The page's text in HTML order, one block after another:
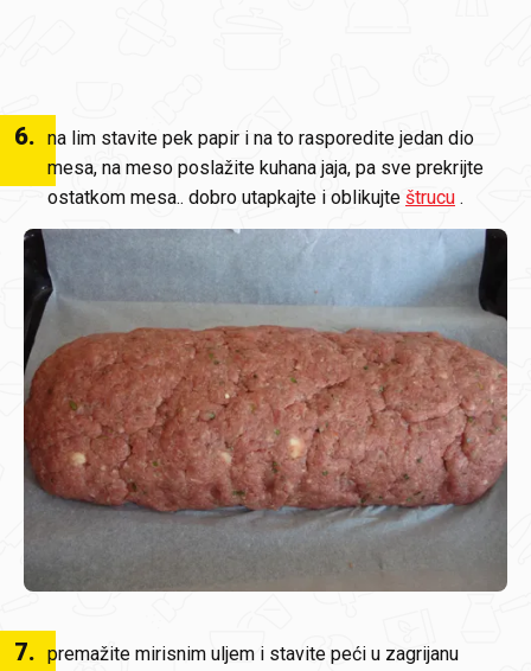
6. na lim stavite pek papir i na to rasporedite jedan dio
mesa, na meso poslažite kuhana jaja, pa sve prekrijte
ostatkom mesa.. dobro utapkajte i oblikujte štrucu .
7. premažite mirisnim uljem i stavite peći u zagrijanu